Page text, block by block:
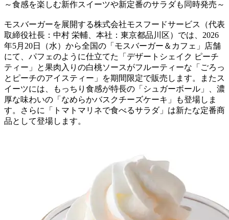
～食感を楽しむ新作スイーツや新定番のサラダも同時発売～
モスバーガーを展開する株式会社モスフードサービス（代表
取締役社長：中村 栄輔、本社：東京都品川区）では、2026
年5月20日（水）から全国の「モスバーガー＆カフェ」店舗
にて、パフェのように仕立てた「デザートシェイク ピーチ
ティー」と果肉入りの白桃ソースがフルーティーな「ごろっ
とピーチのアイスティー」を期間限定で販売します。またス
イーツには、もっちり食感が特長の「シュガーボール」、濃
厚な味わいの「なめらかバスクチーズケーキ」も登場しま
す。さらに「トマトマリネで食べるサラダ」は新たな定番商
品として登場します。